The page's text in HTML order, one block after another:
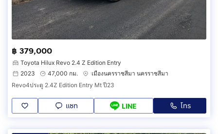
฿ 379,000
Toyota Hilux Revo 2.4 Z Edition Entry
2023
47,000 กม.
เมืองนครราชสีมา นครราชสีมา
Revo4ประตู 2.4Z Edition Entry Mt ปี23
แชท LINE โทร